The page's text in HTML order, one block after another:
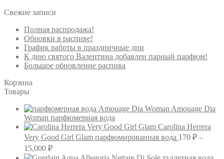
Свежие записи
Полная распродажа!
Обновки в распиве!
График работы в праздничные дни
К дню святого Валентина добавлен парный парфюм!
Большое обновление распива
Корзина
Товары
Amouage Dia
Woman парфюмерная вода
Carolina Herrera
Very Good Girl Glam парфюмированная вода 170 ₽ –
15,000 ₽Диапазон
цен: